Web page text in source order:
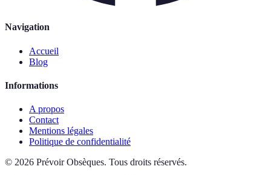
Navigation
Accueil
Blog
Informations
A propos
Contact
Mentions légales
Politique de confidentialité
© 2026 Prévoir Obsèques. Tous droits réservés.